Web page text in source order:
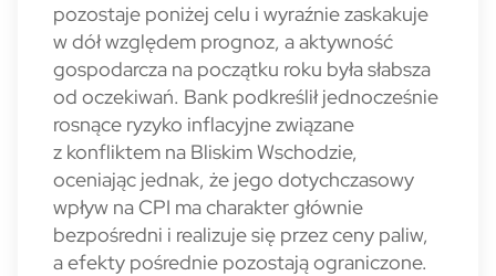
pozostaje poniżej celu i wyraźnie zaskakuje
w dół względem prognoz, a aktywność
gospodarcza na początku roku była słabsza
od oczekiwań. Bank podkreślił jednocześnie
rosnące ryzyko inflacyjne związane
z konfliktem na Bliskim Wschodzie,
oceniając jednak, że jego dotychczasowy
wpływ na CPI ma charakter głównie
bezpośredni i realizuje się przez ceny paliw,
a efekty pośrednie pozostają ograniczone.